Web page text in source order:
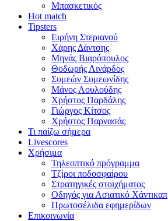
Μπασκετικός
Hot match
Tipsters
Ειρήνη Στεριανού
Χάρης Δάντσης
Μηνάς Βιαρόπουλος
Θοδωρής Λινάρδος
Συμεών Συμεωνίδης
Μάνος Λουλούδης
Χρήστος Παρδάλης
Γιώργος Κίτσος
Χρήστος Παρνασάς
Τι παίζω σήμερα
Livescores
Χρήσιμα
Τηλεοπτικό πρόγραμμα
Τζίροι ποδοσφαίρου
Στρατηγικές στοιχήματος
Οδηγός για Ασιατικό Χάντικαπ
Πρωτοσέλιδα εφημερίδων
Επικοινωνία